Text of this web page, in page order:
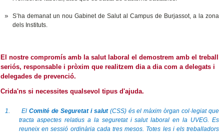
S’ha demanat un nou Gabinet de Salut al Campus de Burjassot, a la zona
dels Instituts.
El nostre compromís amb la salut laboral el demostrem amb el treball
seriós, responsable i pròxim que realitzem dia a dia com a delegats i
delegades de prevenció.
Crida'ns si necessites qualsevol tipus d'ajuda.
1. ElComité de Seguretat i salut(CSS) és el màxim òrgan col·legiat que
tracta aspectes relatius a la seguretat i salut laboral en la UVEG. Es
reuneix en sessió ordinària cada tres mesos. Totes les i els treballadors